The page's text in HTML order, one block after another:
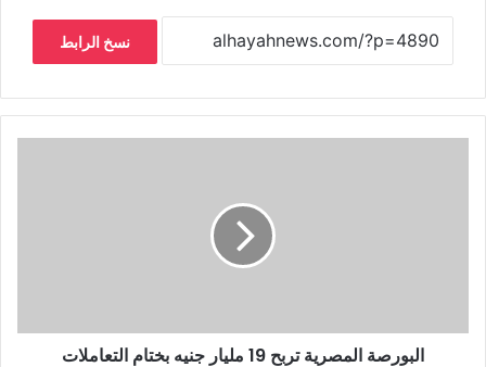
نسخ الرابط
البورصة المصرية تربح 19 مليار جنيه بختام التعاملات